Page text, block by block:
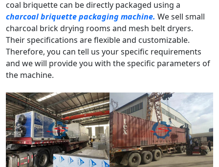
coal briquette can be directly packaged using a
charcoal briquette packaging machine. We sell small
charcoal brick drying rooms and mesh belt dryers.
Their specifications are flexible and customizable.
Therefore, you can tell us your specific requirements
and we will provide you with the specific parameters of
the machine.